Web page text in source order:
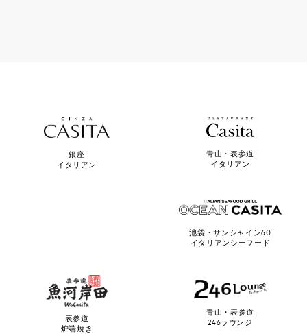
銀座
イタリアン
青山・表参道
イタリアン
池袋・サンシャイン60
イタリアンシーフード
表参道
炉端焼き
青山・表参道
246ラウンジ